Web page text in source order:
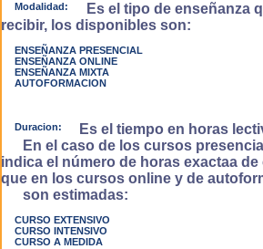
Modalidad:
Es el tipo de enseñanza
recibir, los disponibles son:
ENSEÑANZA PRESENCIAL
ENSEÑANZA ONLINE
ENSEÑANZA MIXTA
AUTOFORMACION
Duracion:
Es el tiempo en horas
En el caso de los cursos
indica el número de horas exactaa
que en los cursos online y de
son estimadas:
CURSO EXTENSIVO
CURSO INTENSIVO
CURSO A MEDIDA